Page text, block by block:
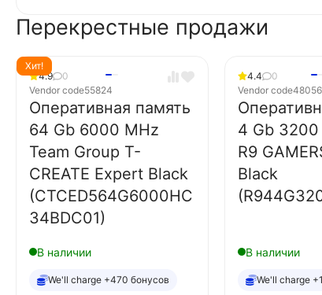
Перекрестные продажи
Хит!
4.9
0
Vendor code55824
Оперативная память
64 Gb 6000 MHz
Team Group T-
CREATE Expert Black
(CTCED564G6000HC
34BDC01)
В наличии
We'll charge +470 бонусов
4.4
0
Vendor code48056
4 Gb
R9
Black
В наличии
We'll charge